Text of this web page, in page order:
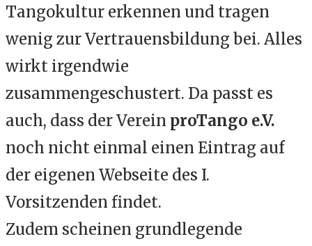
Tangokultur erkennen und tragen
wenig zur Vertrauensbildung bei. Alles
wirkt irgendwie
zusammengeschustert. Da passt es
auch, dass der Verein proTango e.V.
noch nicht einmal einen Eintrag auf
der eigenen Webseite des I.
Vorsitzenden findet.
Zudem scheinen grundlegende